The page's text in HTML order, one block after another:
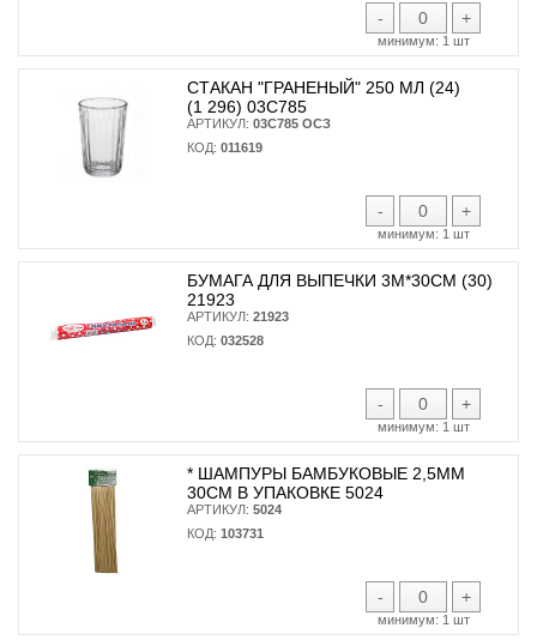
- +
минимум: 1 шт
СТАКАН "ГРАНЕНЫЙ" 250 МЛ (24)
(1 296) 03С785
АРТИКУЛ: 03С785 ОСЗ
КОД: 011619
- +
минимум: 1 шт
БУМАГА ДЛЯ ВЫПЕЧКИ 3М*30СМ (30)
21923
АРТИКУЛ: 21923
КОД: 032528
- +
минимум: 1 шт
* ШАМПУРЫ БАМБУКОВЫЕ 2,5ММ
30СМ В УПАКОВКЕ 5024
АРТИКУЛ: 5024
КОД: 103731
- +
минимум: 1 шт